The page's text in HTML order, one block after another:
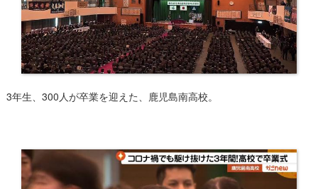
3年生、300人が卒業を迎えた、鹿児島南高校。